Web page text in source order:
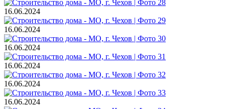
16.06.2024
16.06.2024
16.06.2024
16.06.2024
16.06.2024
16.06.2024